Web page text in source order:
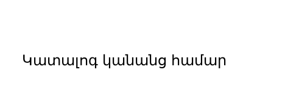
Կատալոգ կանանց համար